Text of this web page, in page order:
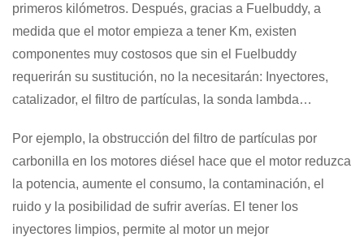
primeros kilómetros. Después, gracias a Fuelbuddy, a
medida que el motor empieza a tener Km, existen
componentes muy costosos que sin el Fuelbuddy
requerirán su sustitución, no la necesitarán: Inyectores,
catalizador, el filtro de partículas, la sonda lambda…
Por ejemplo, la obstrucción del filtro de partículas por
carbonilla en los motores diésel hace que el motor reduzca
la potencia, aumente el consumo, la contaminación, el
ruido y la posibilidad de sufrir averías. El tener los
inyectores limpios, permite al motor un mejor